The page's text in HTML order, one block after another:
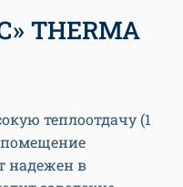
THERMA
теплоотдачу (1
помещение
надежен в